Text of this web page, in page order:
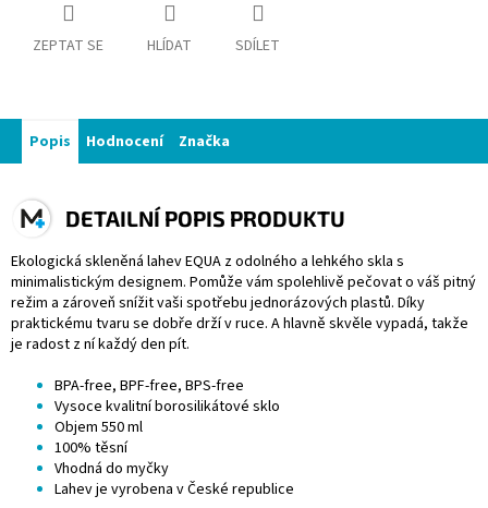
ZEPTAT SE HLÍDAT SDÍLET
Popis Hodnocení Značka
DETAILNÍ POPIS PRODUKTU
Ekologická skleněná lahev EQUA z odolného a lehkého skla s
minimalistickým designem. Pomůže vám spolehlivě pečovat o váš pitný
režim a zároveň snížit vaši spotřebu jednorázových plastů. Díky
praktickému tvaru se dobře drží v ruce. A hlavně skvěle vypadá, takže
je radost z ní každý den pít.
BPA-free, BPF-free, BPS-free
Vysoce kvalitní borosilikátové sklo
Objem 550 ml
100% těsní
Vhodná do myčky
Lahev je vyrobena v České republice